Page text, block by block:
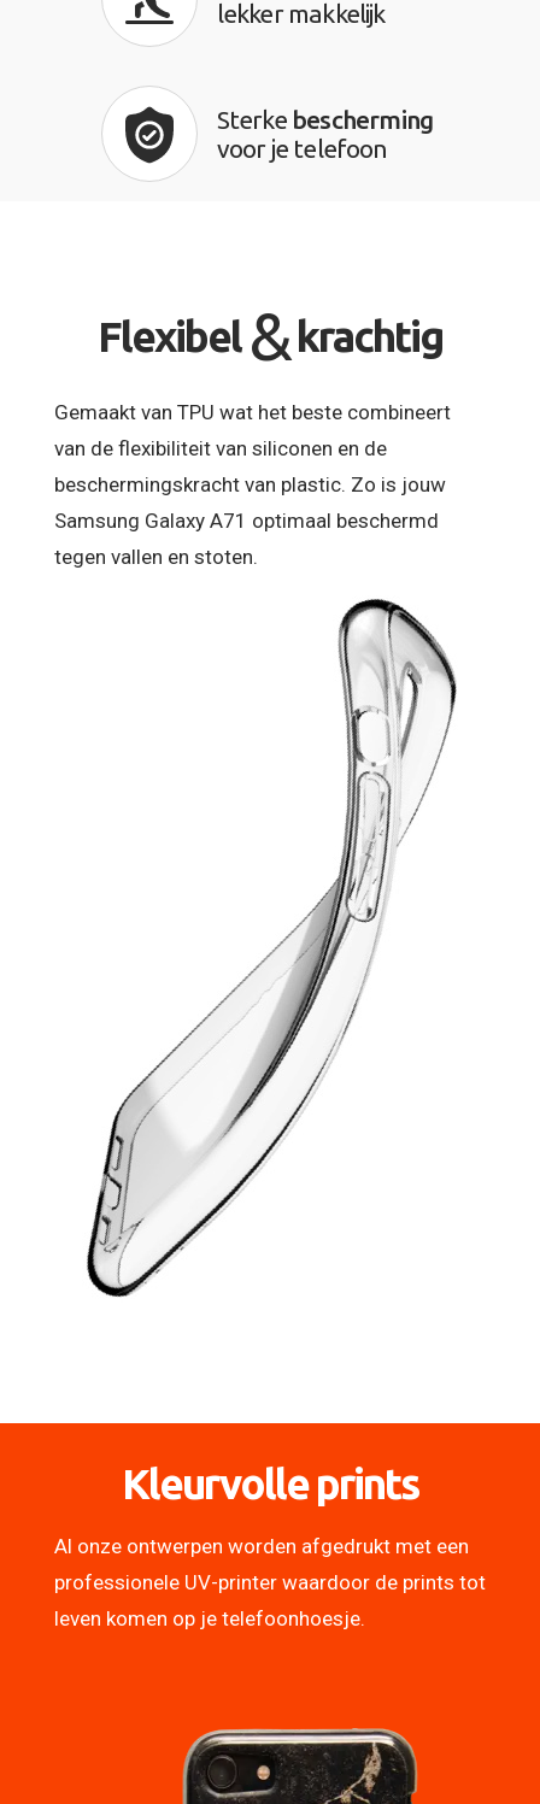
lekker makkelijk
Sterke bescherming
voor je telefoon
Flexibel &krachtig
Gemaakt van TPU wat het beste combineert
van de flexibiliteit van siliconen en de
beschermingskracht van plastic. Zo is jouw
Samsung Galaxy A71 optimaal beschermd
tegen vallen en stoten.
Kleurvolle prints
Al onze ontwerpen worden afgedrukt met een
professionele UV-printer waardoor de prints tot
leven komen op je telefoonhoesje.